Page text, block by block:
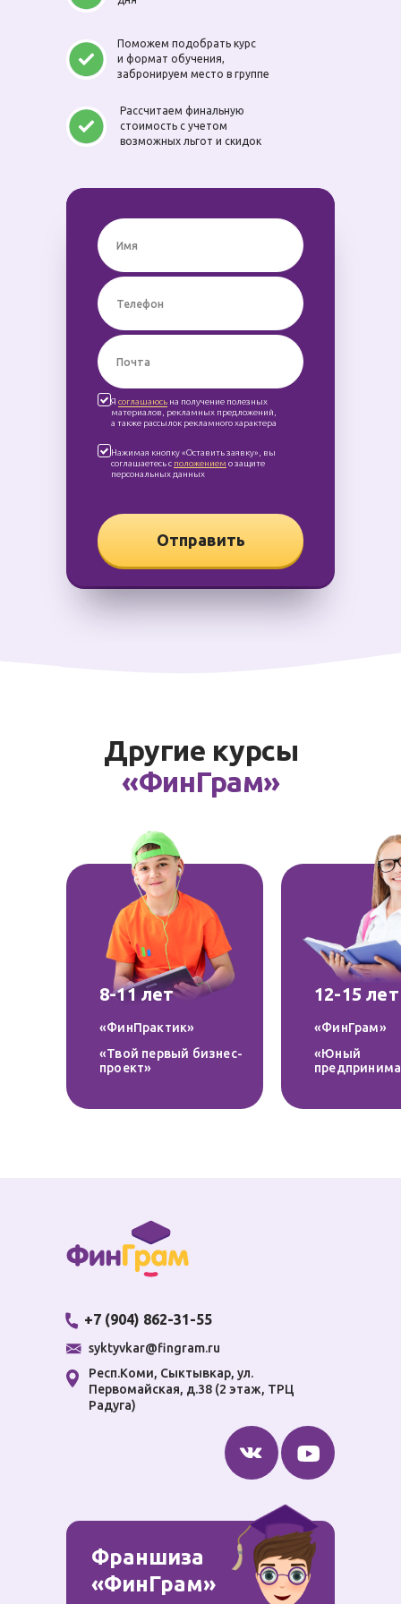
Поможем подобрать курс
и формат обучения,
забронируем место в группе
Рассчитаем финальную
стоимость с учетом
возможных льгот и скидок
Отправить
Я соглашаюсь на получение полезных
материалов, рекламных предложений,
а также рассылок рекламного характера
Нажимая кнопку «Оставить заявку», вы
соглашаетесь с положением о защите
персональных данных
Другие курсы
«ФинГрам»
12-15 лет
«ФинГрам»
«Юный
8-11 лет
«ФинПрактик»
«Твой первый бизнес-
проект»
+7 (904) 862-31-55
syktyvkar@fingram.ru
Франшиза
«ФинГрам»
Респ.Коми, Cыктывкар, ул.
Первомайская, д.38 (2 этаж, ТРЦ
Радуга)